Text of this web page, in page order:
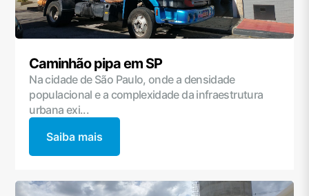
Caminhão pipa em SP
Na cidade de São Paulo, onde a densidade
populacional e a complexidade da infraestrutura
urbana exi...
Saiba mais